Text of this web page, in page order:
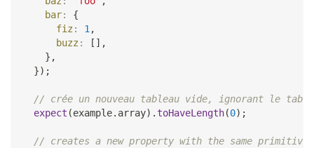
bar:
{
fiz : 1 ,
buzz : [ ] ,
} ,
}) ;
// crée un nouveau tableau vide, ignorant le
expect (example. array) . toHaveLength(0) ;
// creates a new property with the same